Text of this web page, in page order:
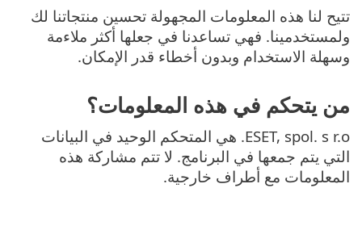
تتيح لنا هذه المعلومات المجهولة تحسين منتجاتنا لك
ولمستخدمينا. فهي تساعدنا في جعلها أكثر ملاءمة
وسهلة الاستخدام وبدون أخطاء قدر الإمكان.
من يتحكم في هذه المعلومات؟
ESET, spol. s r.o. هي المتحكم الوحيد في البيانات
التي يتم جمعها في البرنامج. لا تتم مشاركة هذه
المعلومات مع أطراف خارجية.